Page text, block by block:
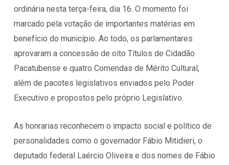
ordinária nesta terça-feira, dia 16. O momento foi
marcado pela votação de importantes matérias em
benefício do município. Ao todo, os parlamentares
aprovaram a concessão de oito Títulos de Cidadão
Pacatubense e quatro Comendas de Mérito Cultural,
além de pacotes legislativos enviados pelo Poder
Executivo e propostos pelo próprio Legislativo.
As honrarias reconhecem o impacto social e político de
personalidades como o governador Fábio Mitidieri, o
deputado federal Laércio Oliveira e dos nomes de Fábio